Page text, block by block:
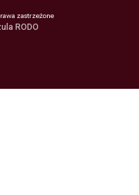
zastrzeżone
RODO